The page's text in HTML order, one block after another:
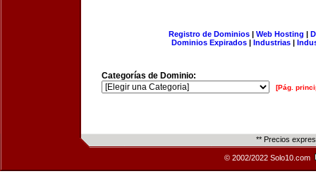
Registro de Dominios| Web Hosting |
Dominios Expirados | Industrias |
Categorías de Dominio:
[Pág.
** Precios
© 2002/2022 Solo10.com